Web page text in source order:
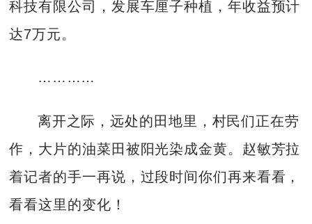
科技有限公司，发展车厘子种植，年收益预计
达7万元。
…………
离开之际，远处的田地里，村民们正在劳
作，大片的油菜田被阳光染成金黄。赵敏芳拉
着记者的手一再说，过段时间你们再来看看，
看看这里的变化！